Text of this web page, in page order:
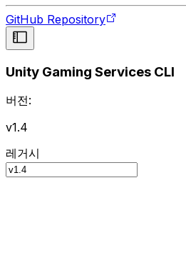
GitHub Repository
Unity Gaming Services CLI
버전:
v1.4
레거시